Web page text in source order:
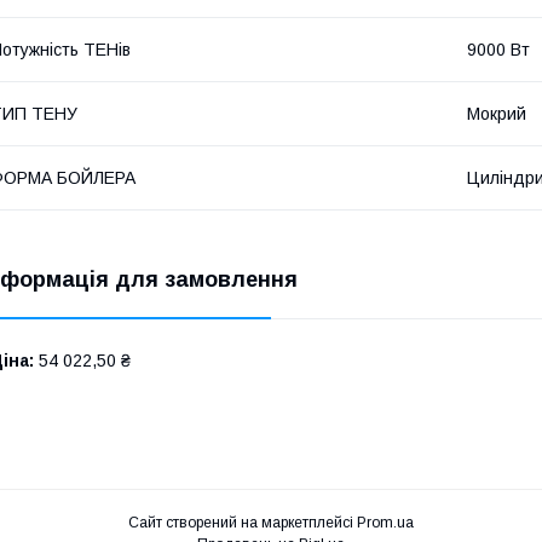
ТЕНів 9000 Вт
ТЕНУ Мокрий
БОЙЛЕРА
для замовлення
54 022,50 ₴
Сайт створений на маркетплейсі Prom.ua